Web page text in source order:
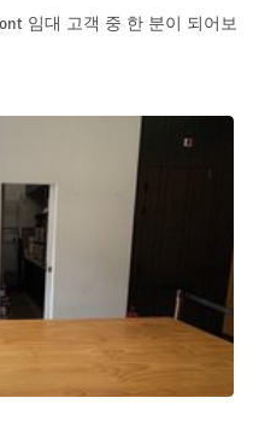
Shop Share
임대 고객 중 한 분이 되어보